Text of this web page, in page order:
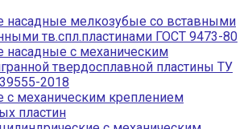
мелкозубые со вставными
тв.спл.пластинами ГОСТ 9473-80
с механическим
твердосплавной пластины ТУ
2018
механическим креплением
пластин